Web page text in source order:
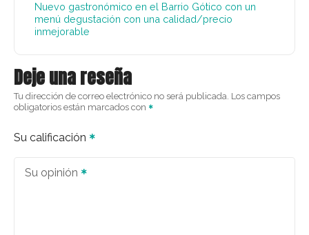
Nuevo gastronómico en el Barrio Gótico con un
menú degustación con una calidad/precio
inmejorable
Deje una reseña
Tu dirección de correo electrónico no será publicada. Los campos
obligatorios están marcados con
Su calificación
Su opinión